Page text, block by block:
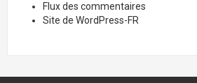
Flux des commentaires
Site de WordPress-FR